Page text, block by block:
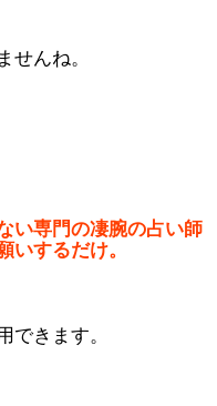
せんね。
い専門の凄腕の占い師
いするだけ。
できます。